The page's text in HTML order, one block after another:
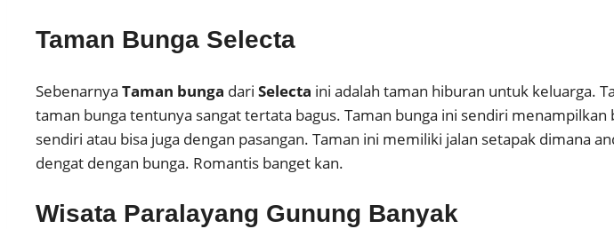
Taman Bunga Selecta
Sebenarnya Taman bunga dari Selecta ini adalah taman hiburan untuk keluarga.
taman bunga tentunya sangat tertata bagus. Taman bunga ini sendiri
sendiri atau bisa juga dengan pasangan. Taman ini memiliki jalan setapak dimana
dengat dengan bunga. Romantis banget kan.
Wisata Paralayang Gunung Banyak